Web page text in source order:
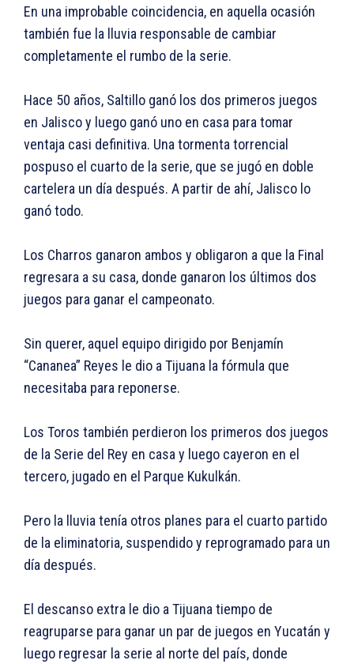
En una improbable coincidencia, en aquella ocasión
también fue la lluvia responsable de cambiar
completamente el rumbo de la serie.
Hace 50 años, Saltillo ganó los dos primeros juegos
en Jalisco y luego ganó uno en casa para tomar
ventaja casi definitiva. Una tormenta torrencial
pospuso el cuarto de la serie, que se jugó en doble
cartelera un día después. A partir de ahí, Jalisco lo
ganó todo.
Los Charros ganaron ambos y obligaron a que la Final
regresara a su casa, donde ganaron los últimos dos
juegos para ganar el campeonato.
Sin querer, aquel equipo dirigido por Benjamín
“Cananea” Reyes le dio a Tijuana la fórmula que
necesitaba para reponerse.
Los Toros también perdieron los primeros dos juegos
de la Serie del Rey en casa y luego cayeron en el
tercero, jugado en el Parque Kukulkán.
Pero la lluvia tenía otros planes para el cuarto partido
de la eliminatoria, suspendido y reprogramado para un
día después.
El descanso extra le dio a Tijuana tiempo de
reagruparse para ganar un par de juegos en Yucatán y
luego regresar la serie al norte del país, donde